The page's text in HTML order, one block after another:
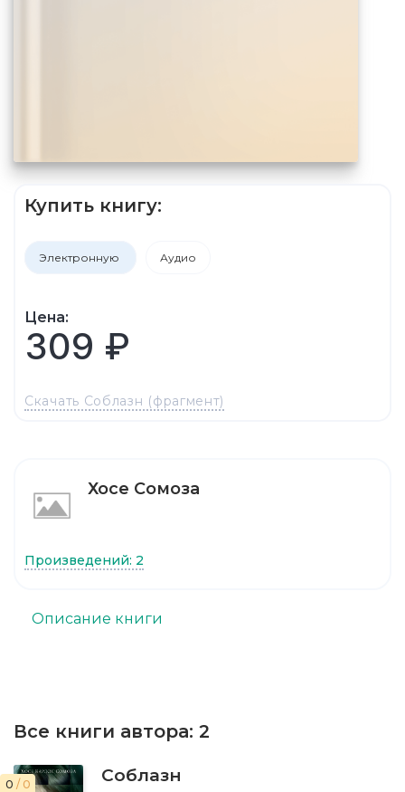
Купить книгу:
Электронную Аудио
Цена:
309 ₽
Скачать Соблазн (фрагмент)
Описание книги
Все книги автора: 2
0 / 0 Соблазн
Хосе Сомоза
Произведений: 2